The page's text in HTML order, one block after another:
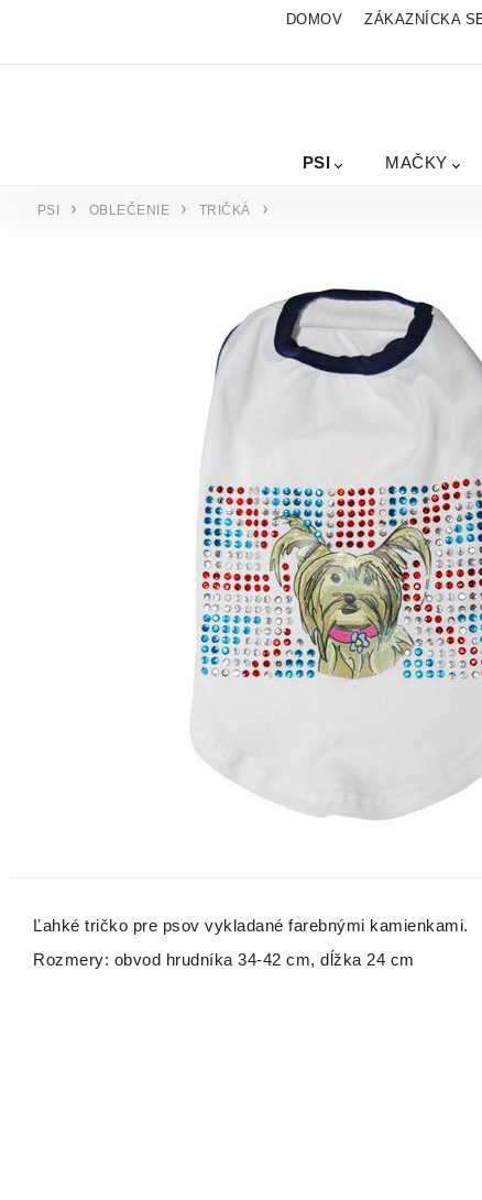
DOMOV ZÁKAZNÍCKA
PSI MAČKY
PSI OBLEČENIE TRIČKÁ
Ľahké tričko pre psov vykladané farebnými kamienkami.
Rozmery: obvod hrudníka 34-42 cm, dĺžka 24 cm